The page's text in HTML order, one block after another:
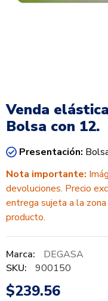
Venda
Bolsa con 12.
Presentación:
Nota importante:
devoluciones. Precio
entrega sujeta a la
producto.
Marca:
DEGASA
SKU:
900150
$239.56